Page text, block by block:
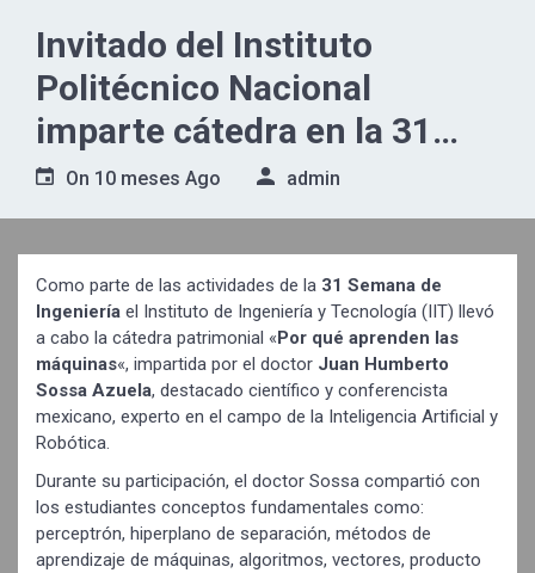
Invitado del Instituto
Politécnico Nacional
imparte cátedra en la 31
Semana de Ingeniería
On 10 meses Ago admin
Como parte de las actividades de la 31 Semana de
Ingeniería el Instituto de Ingeniería y Tecnología (IIT) llevó
a cabo la cátedra patrimonial «Por qué aprenden las
máquinas«, impartida por el doctor Juan Humberto
Sossa Azuela, destacado científico y conferencista
mexicano, experto en el campo de la Inteligencia Artificial y
Robótica.
Durante su participación, el doctor Sossa compartió con
los estudiantes conceptos fundamentales como:
perceptrón, hiperplano de separación, métodos de
aprendizaje de máquinas, algoritmos, vectores, producto